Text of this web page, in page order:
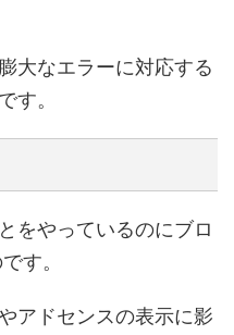
大なエラーに対応する
す。
をやっているのにブロ
す。
アドセンスの表示に影